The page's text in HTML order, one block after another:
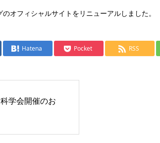
オフィシャルサイトをリニューアルしました。
Hatena Pocket RSS
学会開催のお